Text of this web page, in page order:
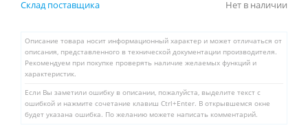
Склад поставщика Нет в наличии
Описание товара носит информационный характер и может отличаться от
описания, представленного в технической документации производителя.
Рекомендуем при покупке проверять наличие желаемых функций и
характеристик.
Если Вы заметили ошибку в описании, пожалуйста, выделите текст с
ошибкой и нажмите сочетание клавиш Ctrl+Enter. В открывшемся окне
будет указана ошибка. По желанию можете написать комментарий.